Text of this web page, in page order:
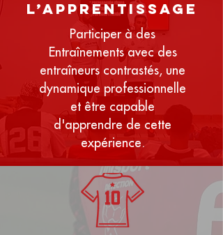
l’apprentissage
Participer à des
Entraînements avec des
entraîneurs contrastés, une
dynamique professionnelle
et être capable
d'apprendre de cette
expérience.